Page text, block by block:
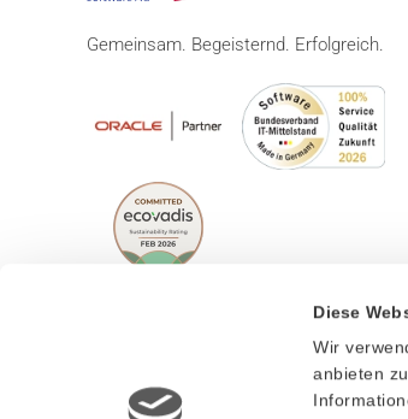
Diese
Wir
anbieten
Gemeinsam. Begeisternd. Erfolgreich.
© CURSOR Software AG 2026